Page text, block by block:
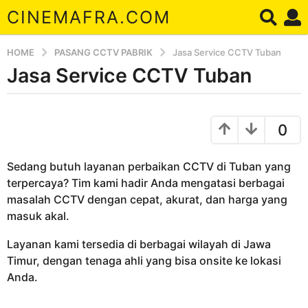
CINEMAFRA.COM
HOME PASANG CCTV PABRIK Jasa Service CCTV Tuban
a
g
o
6
t
a
h
Jasa Service CCTV Tuban
d
a
0
Sedang butuh layanan perbaikan CCTV di Tuban yang
terpercaya? Tim kami hadir Anda mengatasi berbagai
masalah CCTV dengan cepat, akurat, dan harga yang
masuk akal.
Layanan kami tersedia di berbagai wilayah di Jawa
Timur, dengan tenaga ahli yang bisa onsite ke lokasi
Anda.